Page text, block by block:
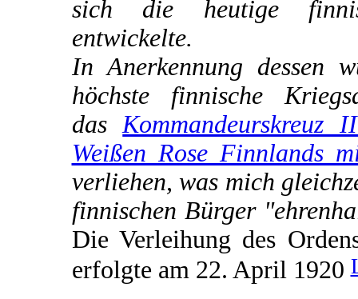
sich die heutige
entwickelte.
In Anerkennung dessen
höchste finnische
das Kommandeurskreuz
Weißen Rose Finnlands
verliehen, was mich
finnischen Bürger
Die Verleihung des
erfolgte am 22. April 1920